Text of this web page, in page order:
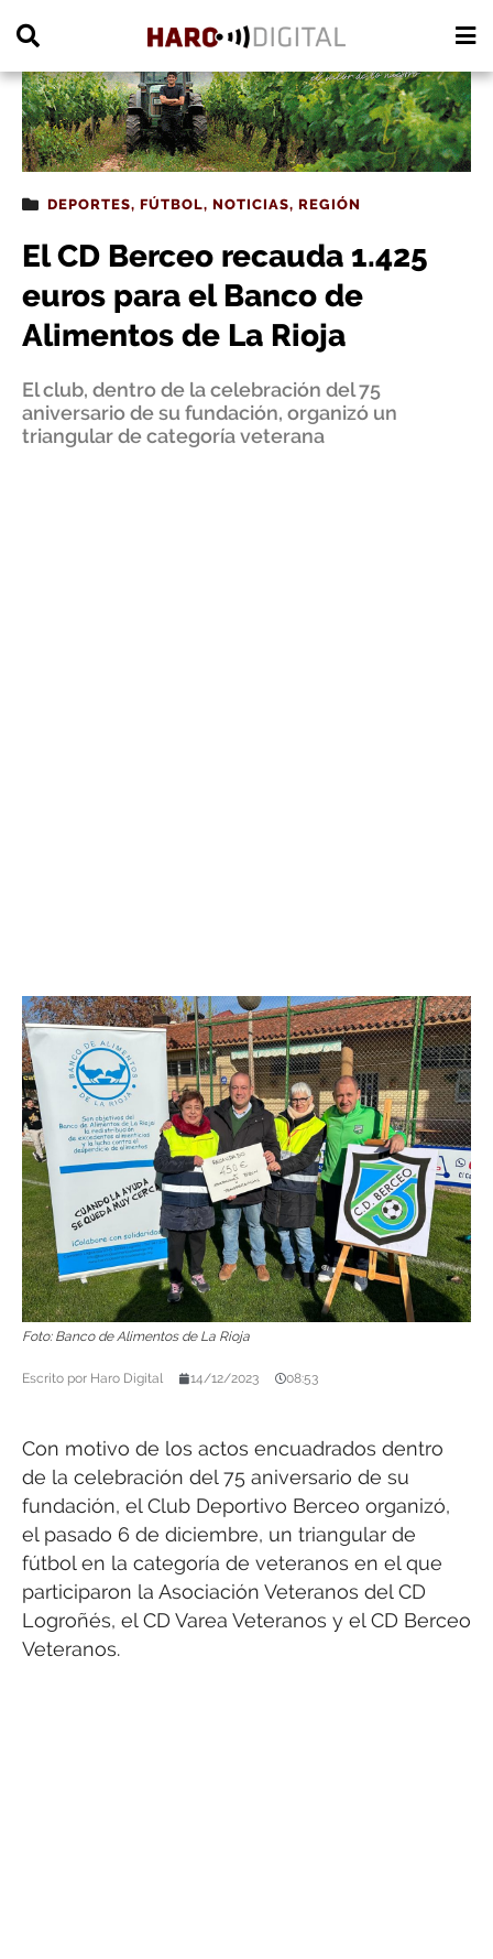
DEPORTES, FÚTBOL, NOTICIAS, REGIÓN
El CD Berceo recauda 1.425
euros para el Banco de
Alimentos de La Rioja
El club, dentro de la celebración del 75
aniversario de su fundación, organizó un
triangular de categoría veterana
Foto: Banco de Alimentos de La Rioja
Escrito por Haro Digital 14/12/2023 08:53
Con motivo de los actos encuadrados dentro
de la celebración del 75 aniversario de su
fundación, el Club Deportivo Berceo organizó,
el pasado 6 de diciembre, un triangular de
fútbol en la categoría de veteranos en el que
participaron la Asociación Veteranos del CD
Logroñés, el CD Varea Veteranos y el CD Berceo
Veteranos.